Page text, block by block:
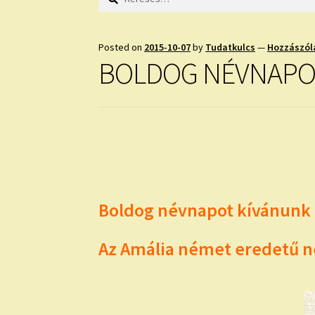
Posted on 2015-10-07by Tudatkulcs —
BOLDOG
Boldog névnapot
Az Amália német eredetű